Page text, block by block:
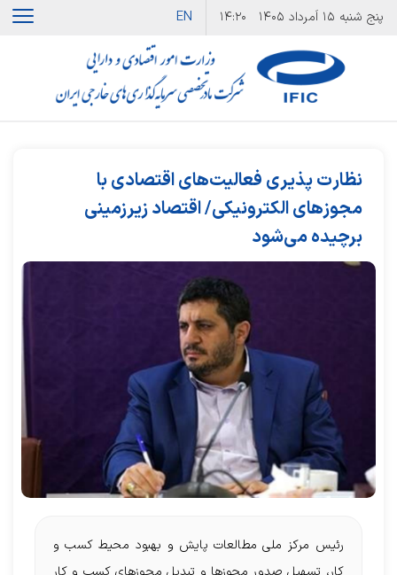
پنج شنبه ۱۵ اَمرداد ۱۴۰۵ ۱۴:۲۰ EN
نظارت پذیری فعالیت‌های اقتصادی با
مجوزهای الکترونیکی/ اقتصاد زیرزمینی
برچیده می‌شود
رئیس مرکز ملی مطالعات پایش و بهبود محیط کسب و